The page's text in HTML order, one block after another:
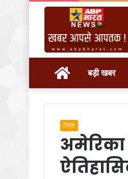
होम बड़ी खबर
विदेश
अमेरिका